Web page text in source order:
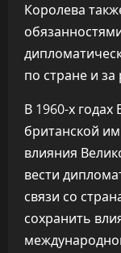
Королева
по стране и
В 1960-х годах
британской
влияния
вести
связи со
сохранить